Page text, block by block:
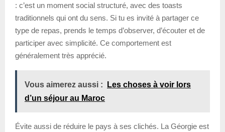
: c’est un moment social structuré, avec des toasts
traditionnels qui ont du sens. Si tu es invité à partager ce
type de repas, prends le temps d’observer, d’écouter et de
participer avec simplicité. Ce comportement est
généralement très apprécié.
Vous aimerez aussi :
Les choses à voir lors
d’un séjour au Maroc
Évite aussi de réduire le pays à ses clichés. La Géorgie est